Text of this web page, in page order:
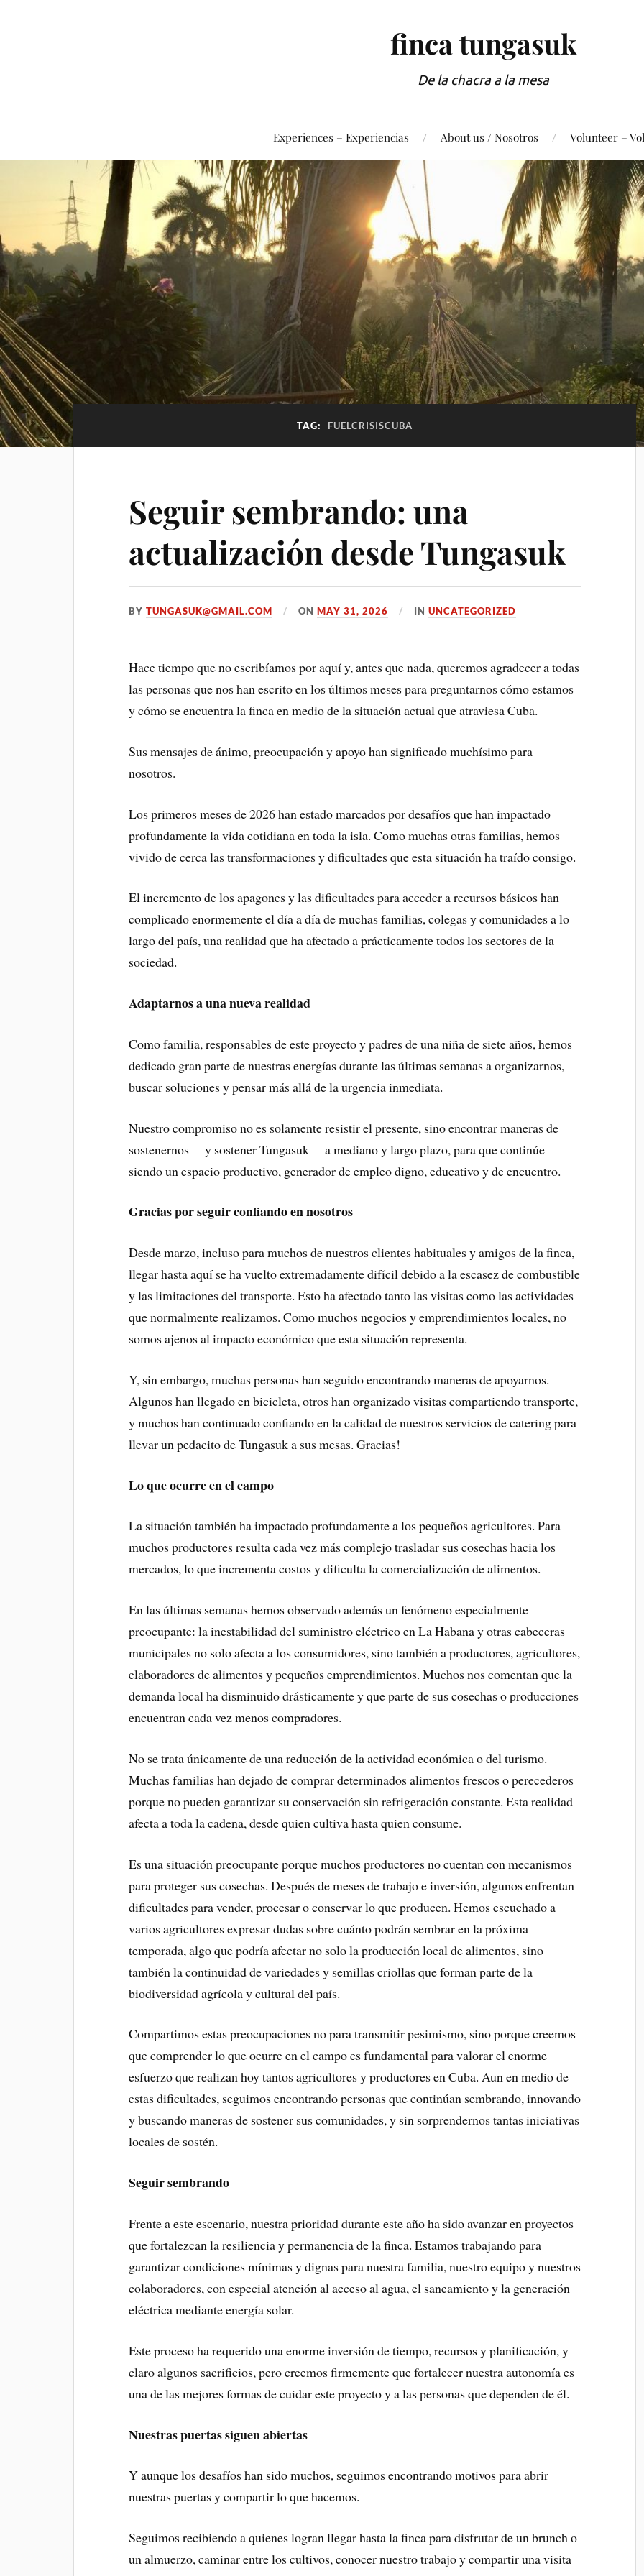
finca tungasuk
De la chacra a la mesa
Experiences – Experiencias About us / Nosotros Volunteer –
TAG: FUELCRISISCUBA
Seguir sembrando: una
actualización desde Tungasuk
BYTUNGASUK@GMAIL.COM ONMAY 31, 2026 INUNCATEGORIZED
Hace tiempo que no escribíamos por aquí y, antes que nada, queremos agradecer a todas
las personas que nos han escrito en los últimos meses para preguntarnos cómo estamos
y cómo se encuentra la finca en medio de la situación actual que atraviesa Cuba.
Sus mensajes de ánimo, preocupación y apoyo han significado muchísimo para
nosotros.
Los primeros meses de 2026 han estado marcados por desafíos que han impactado
profundamente la vida cotidiana en toda la isla. Como muchas otras familias, hemos
vivido de cerca las transformaciones y dificultades que esta situación ha traído consigo.
El incremento de los apagones y las dificultades para acceder a recursos básicos han
complicado enormemente el día a día de muchas familias, colegas y comunidades a lo
largo del país, una realidad que ha afectado a prácticamente todos los sectores de la
sociedad.
Adaptarnos a una nueva realidad
Como familia, responsables de este proyecto y padres de una niña de siete años, hemos
dedicado gran parte de nuestras energías durante las últimas semanas a organizarnos,
buscar soluciones y pensar más allá de la urgencia inmediata.
Nuestro compromiso no es solamente resistir el presente, sino encontrar maneras de
sostenernos —y sostener Tungasuk— a mediano y largo plazo, para que continúe
siendo un espacio productivo, generador de empleo digno, educativo y de encuentro.
Gracias por seguir confiando en nosotros
Desde marzo, incluso para muchos de nuestros clientes habituales y amigos de la finca,
llegar hasta aquí se ha vuelto extremadamente difícil debido a la escasez de combustible
y las limitaciones del transporte. Esto ha afectado tanto las visitas como las actividades
que normalmente realizamos. Como muchos negocios y emprendimientos locales, no
somos ajenos al impacto económico que esta situación representa.
Y, sin embargo, muchas personas han seguido encontrando maneras de apoyarnos.
Algunos han llegado en bicicleta, otros han organizado visitas compartiendo transporte,
y muchos han continuado confiando en la calidad de nuestros servicios de catering para
llevar un pedacito de Tungasuk a sus mesas. Gracias!
Lo que ocurre en el campo
La situación también ha impactado profundamente a los pequeños agricultores. Para
muchos productores resulta cada vez más complejo trasladar sus cosechas hacia los
mercados, lo que incrementa costos y dificulta la comercialización de alimentos.
En las últimas semanas hemos observado además un fenómeno especialmente
preocupante: la inestabilidad del suministro eléctrico en La Habana y otras cabeceras
municipales no solo afecta a los consumidores, sino también a productores, agricultores,
elaboradores de alimentos y pequeños emprendimientos. Muchos nos comentan que la
demanda local ha disminuido drásticamente y que parte de sus cosechas o producciones
encuentran cada vez menos compradores.
No se trata únicamente de una reducción de la actividad económica o del turismo.
Muchas familias han dejado de comprar determinados alimentos frescos o perecederos
porque no pueden garantizar su conservación sin refrigeración constante. Esta realidad
afecta a toda la cadena, desde quien cultiva hasta quien consume.
Es una situación preocupante porque muchos productores no cuentan con mecanismos
para proteger sus cosechas. Después de meses de trabajo e inversión, algunos enfrentan
dificultades para vender, procesar o conservar lo que producen. Hemos escuchado a
varios agricultores expresar dudas sobre cuánto podrán sembrar en la próxima
temporada, algo que podría afectar no solo la producción local de alimentos, sino
también la continuidad de variedades y semillas criollas que forman parte de la
biodiversidad agrícola y cultural del país.
Compartimos estas preocupaciones no para transmitir pesimismo, sino porque creemos
que comprender lo que ocurre en el campo es fundamental para valorar el enorme
esfuerzo que realizan hoy tantos agricultores y productores en Cuba. Aun en medio de
estas dificultades, seguimos encontrando personas que continúan sembrando, innovando
y buscando maneras de sostener sus comunidades, y sin sorprendernos tantas iniciativas
locales de sostén.
Seguir sembrando
Frente a este escenario, nuestra prioridad durante este año ha sido avanzar en proyectos
que fortalezcan la resiliencia y permanencia de la finca. Estamos trabajando para
garantizar condiciones mínimas y dignas para nuestra familia, nuestro equipo y nuestros
colaboradores, con especial atención al acceso al agua, el saneamiento y la generación
eléctrica mediante energía solar.
Este proceso ha requerido una enorme inversión de tiempo, recursos y planificación, y
claro algunos sacrificios, pero creemos firmemente que fortalecer nuestra autonomía es
una de las mejores formas de cuidar este proyecto y a las personas que dependen de él.
Nuestras puertas siguen abiertas
Y aunque los desafíos han sido muchos, seguimos encontrando motivos para abrir
nuestras puertas y compartir lo que hacemos.
Seguimos recibiendo a quienes logran llegar hasta la finca para disfrutar de un brunch o
un almuerzo, caminar entre los cultivos, conocer nuestro trabajo y compartir una visita